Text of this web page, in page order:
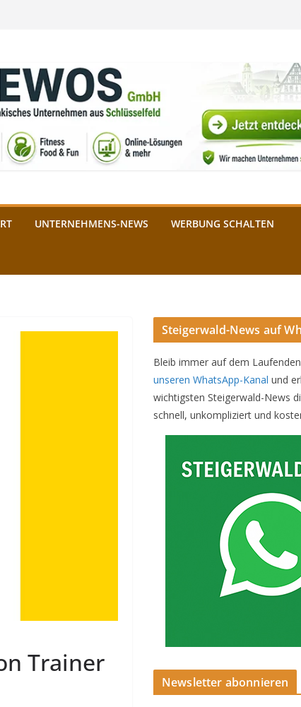
UNTERNEHMENS-NEWS WERBUNG SCHALTEN
Trainer
Steigerwald-News auf
Bleib immer auf dem
unseren WhatsApp-Kanal und
wichtigsten Steigerwald-News
schnell, unkompliziert und
Newsletter abonnieren